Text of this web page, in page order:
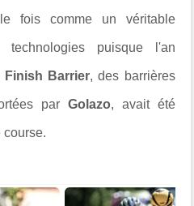
fois comme un véritable
technologies puisque l'an
Finish Barrier, des barrières
par Golazo, avait été
course.